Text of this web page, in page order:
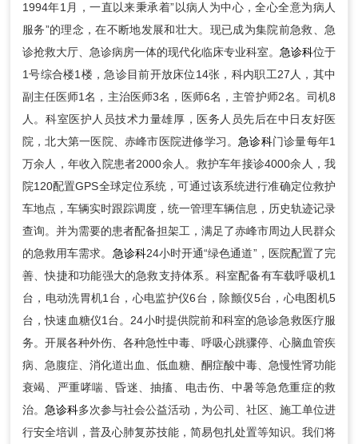
1994年1月，一直以来秉承着”以病人为中心，全心全意为病人
服务”的理念，在不断地发展和壮大。现已成为集院前急救、急
诊抢救大厅、急诊病房一体的现代化临床专业科室。急诊科位于
1号综合楼1楼，急诊目前开放床位14张，科内职工27人，其中
副主任医师1名，主治医师3名，医师6名，主管护师2名。司机8
人。科室医护人员技术力量雄厚，医务人员先后在中日友好医
院，北大第一医院、赤峰市医院进修学习。急诊科门诊量每年1
万余人，年收入院患者2000余人。救护车年接诊4000余人，我
院120配置GPS全球定位系统，可通过该系统进行准确定位救护
车地点，车辆实时跟踪调度，统一管理车辆信息，历史轨迹记录
查询。并为需要的患者配备担架工，满足了赤峰市周边人民群众
的急救用车需求。 急诊科24小时开通“绿色通道”，医院配置了完
善、快捷和功能强大的急救支持体系。科室配备有车载呼吸机1
台，电动洗胃机1台，心电监护仪6台，除颤仪5台，心电图机5
台，快速血糖仪1台。24小时提供院前和科室的急诊急救医疗服
务。开展各种外伤、各种急性中毒、呼吸心跳骤停、心脑血管疾
病、急腹症、消化道出血、低血糖、酮症酸中毒、急慢性肾功能
衰竭、严重哮喘、昏迷、抽搐、电击伤、中暑等急危重症的救
治。 急诊科多次参与社会公益活动，为公司、社区、施工单位进
行安全培训，普及心肺复苏技能，简易包扎处置等知识。我们将